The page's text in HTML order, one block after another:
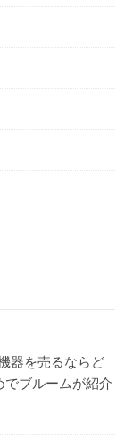
器を売るならど
ブルームが紹介